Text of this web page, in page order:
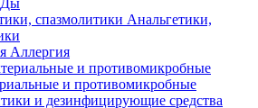
Анальгетики,
Аллергия
и противомикробные